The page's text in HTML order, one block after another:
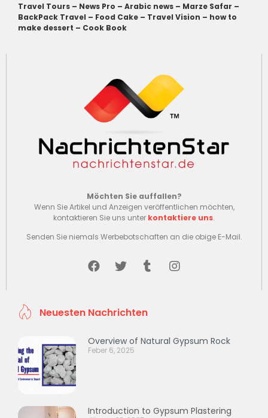
Travel Tours – News Pro – Arabic news – Marze Safar –
BackPack Travel – Food Cake – Travel Vision – how to
make dessert – Cook Book
Möchten Sie auffallen?
Wenn Sie Artikel und Anzeigen veröffentlichen möchten,
kontaktieren Sie uns unter kontaktiere uns.
Senden Sie niemals Werbebotschaften an die obige E-Mail.
Neuesten Nachrichten
Overview of Natural Gypsum Rock
Feber 6, 2025
Introduction to Gypsum Plastering